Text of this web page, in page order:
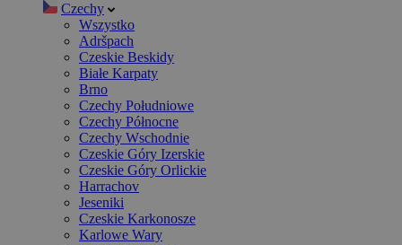
Czechy
Wszystko
Adršpach
Czeskie Beskidy
Białe Karpaty
Brno
Czechy Południowe
Czechy Północne
Czechy Wschodnie
Czeskie Góry Izerskie
Czeskie Góry Orlickie
Harrachov
Jeseniki
Czeskie Karkonosze
Karlowe Wary